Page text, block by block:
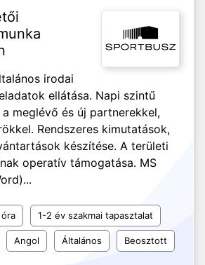
irodai
ellátása. Napi szintű
meglévő és új partnerekkel,
Rendszeres kimutatások,
készítése. A területi
operatív támogatása. MS
1-2 év szakmai tapasztalat
Angol Általános Beosztott